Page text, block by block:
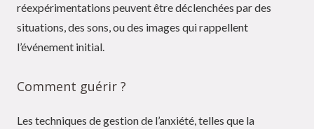
réexpérimentations peuvent être déclenchées par des
situations, des sons, ou des images qui rappellent
l’événement initial.
Comment guérir ?
Les techniques de gestion de l’anxiété, telles que la